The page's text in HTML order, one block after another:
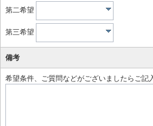
第二希望
第三希望
備考
希望条件、ご質問などがございましたらご記